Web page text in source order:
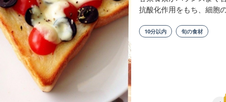
抗酸化作用をもち、細胞
10分以内 旬の食材